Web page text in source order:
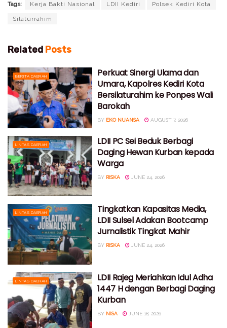
Tags: Kerja Bakti Nasional LDII Kediri Polsek Kediri Kota
Silaturrahim
Related Posts
BERITA DAERAH
Perkuat Sinergi Ulama dan
Umara, Kapolres Kediri Kota
Bersilaturahim ke Ponpes Wali
Barokah
BY EKO NUANSA AUGUST 7, 2026
LINTAS DAERAH
LDII PC Sei Beduk Berbagi
Daging Hewan Kurban kepada
Warga
BY RISKA JUNE 24, 2026
LINTAS DAERAH
Tingkatkan Kapasitas Media,
LDII Sulsel Adakan Bootcamp
Jurnalistik Tingkat Mahir
BY RISKA JUNE 24, 2026
LINTAS DAERAH
LDII Rajeg Meriahkan Idul Adha
1447 H dengan Berbagi Daging
Kurban
BY NISA JUNE 18, 2026